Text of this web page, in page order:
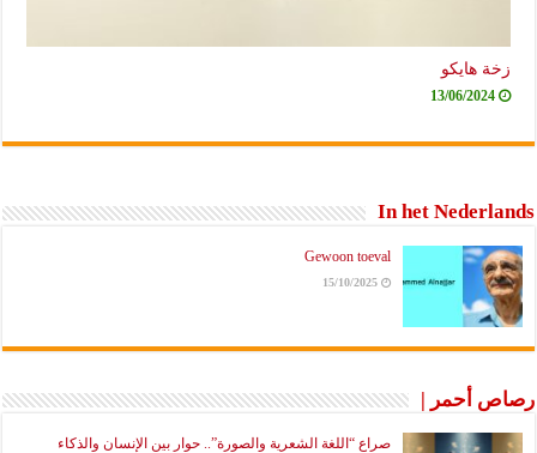
زخة هايكو
13/06/2024
In het Nederlands
Gewoon toeval
15/10/2025
رصاص أحمر |
صراع “اللغة الشعرية والصورة”.. حوار بين الإنسان والذكاء